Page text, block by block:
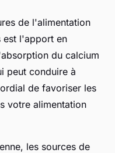
de l'alimentation
est l'apport en
du calcium
peut conduire à
de favoriser les
votre alimentation
les sources de